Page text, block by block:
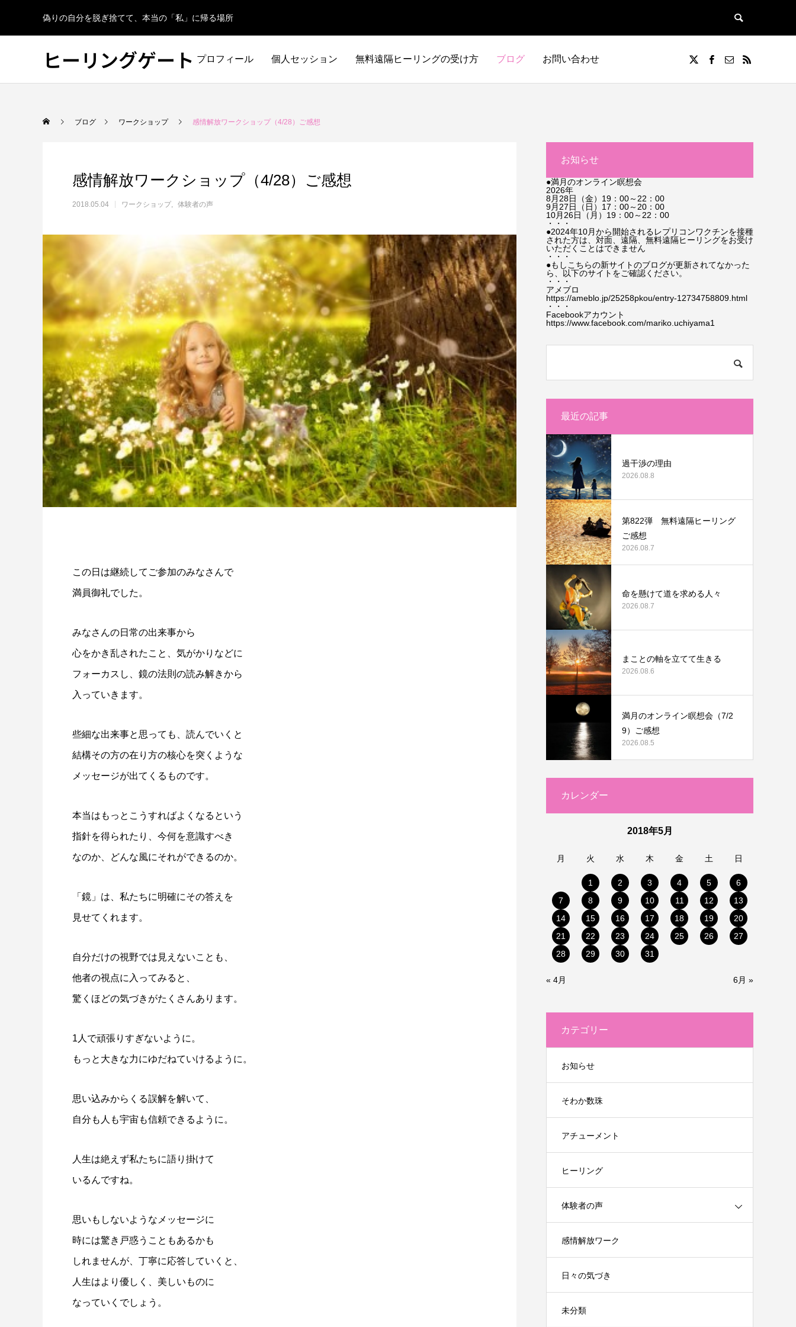
偽りの自分を脱ぎ捨てて、本当の「私」に帰る場所
ヒーリングゲート プロフィール 個人セッション 無料遠隔ヒーリングの受け方 ブログ お問い合わせ
ブログ ワークショップ 感情解放ワークショップ（4/28）ご感想
感情解放ワークショップ（4/28）ご感想
2018.05.04 ワークショップ 体験者の声
この日は継続してご参加のみなさんで
満員御礼でした。
みなさんの日常の出来事から
心をかき乱されたこと、気がかりなどに
フォーカスし、鏡の法則の読み解きから
入っていきます。
些細な出来事と思っても、読んでいくと
結構その方の在り方の核心を突くような
メッセージが出てくるものです。
本当はもっとこうすればよくなるという
指針を得られたり、今何を意識すべき
なのか、どんな風にそれができるのか。
「鏡」は、私たちに明確にその答えを
見せてくれます。
自分だけの視野では見えないことも、
他者の視点に入ってみると、
驚くほどの気づきがたくさんあります。
1人で頑張りすぎないように。
もっと大きな力にゆだねていけるように。
思い込みからくる誤解を解いて、
自分も人も宇宙も信頼できるように。
人生は絶えず私たちに語り掛けて
いるんですね。
思いもしないようなメッセージに
時には驚き戸惑うこともあるかも
しれませんが、丁寧に応答していくと、
人生はより優しく、美しいものに
なっていくでしょう。
お知らせ
●満月のオンライン瞑想会
2026年
8月28日（金）19：00～22：00
9月27日（日）17：00～20：00
10月26日（月）19：00～22：00
・・・
●2024年10月から開始されるレプリコンワクチンを接種
された方は、対面、遠隔、無料遠隔ヒーリングをお受け
いただくことはできません
・・・
●もしこちらの新サイトのブログが更新されてなかった
ら、以下のサイトをご確認ください。
・・・
アメブロ
https://ameblo.jp/25258pkou/entry-12734758809.html
・・・
Facebookアカウント
https://www.facebook.com/mariko.uchiyama1
最近の記事
過干渉の理由
2026.08.8
第822弾 無料遠隔ヒーリング
ご感想
2026.08.7
命を懸けて道を求める人々
2026.08.7
まことの軸を立てて生きる
2026.08.6
満月のオンライン瞑想会（7/2
9）ご感想
2026.08.5
カレンダー
2018年5月
月 火 水 木 金 土 日
1 2 3 4 5
6
7
8 9 10 11 12
13
14
15 16 17 18 19
20
21
22 23 24 25 26
27
28
29 30 31
« 4月 6月 »
カテゴリー
お知らせ
そわか数珠
アチューメント
ヒーリング
体験者の声
感情解放ワーク
日々の気づき
未分類